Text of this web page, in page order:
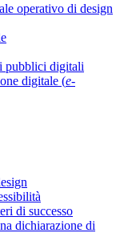
operativo di design
pubblici digitali
digitale (e-
di successo
dichiarazione di